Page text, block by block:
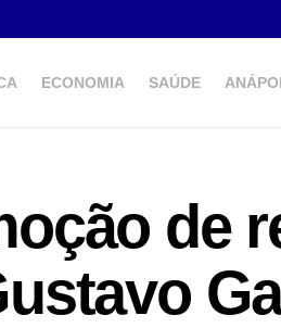
ECONOMIA SAÚDE
de